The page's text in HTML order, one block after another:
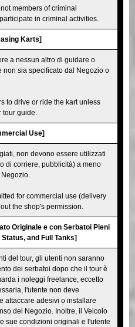
members of criminal
in criminal activities.
Karts]
a nessun altro di guidare o
non sia specificato dal Negozio o
to drive or ride the kart unless
guide.
Use]
non devono essere utilizzati
di corriere, pubblicità) a meno
for commercial use (delivery
the shop's permission.
Originale e con Serbatoi Pieni
and Full Tanks]
del tour, gli utenti non saranno
dei serbatoi dopo che il tour è
i noleggi freelance, eccetto
l'utente non deve
attaccare adesivi o installare
del Negozio. Inoltre, il Veicolo
sue condizioni originali e l'utente